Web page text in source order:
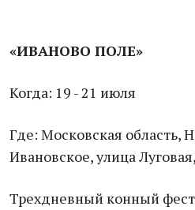
«ИВАНОВО ПОЛЕ»
Когда: 19 - 21 июля
Где: Московская область,
Ивановское, улица
Трехдневный конный